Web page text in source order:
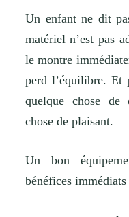
Un enfant ne dit
matériel n’est pas
le montre
perd l’équilibre. Et
quelque chose
chose de plaisant.
Un bon
bénéfices immédiats